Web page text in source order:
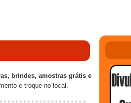
brindes, amostras grátis e
e troque no local.